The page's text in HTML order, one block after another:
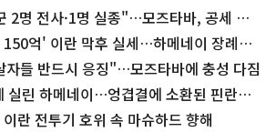
2명 전사·1명 실종"…모즈타바, 공세 강
억' 이란 막후 실세…하메네이 장례식
자들 반드시 응징"…모즈타바에 충성 다짐
실린 하메네이…엉겹결에 소환된 핀란드
란 전투기 호위 속 마슈하드 향해